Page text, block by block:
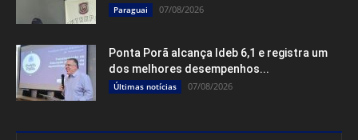
Paraguai 07/08/2026
Ponta Porã alcança Ideb 6,1 e registra um
dos melhores desempenhos...
Últimas notícias 07/08/2026